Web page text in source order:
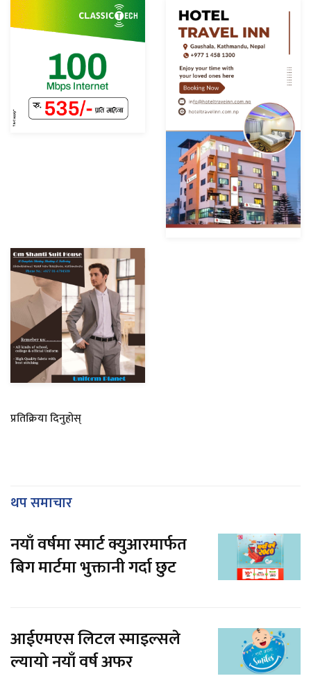
प्रतिक्रिया दिनुहोस्
थप समाचार
नयाँ वर्षमा स्मार्ट क्युआरमार्फत
बिग मार्टमा भुक्तानी गर्दा छुट
आईएमएस लिटल स्माइल्सले
ल्यायो नयाँ वर्ष अफर